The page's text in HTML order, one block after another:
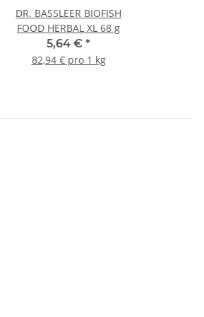
DR. BASSLEER BIOFISH
FOOD HERBAL XL 68 g
5,64 € *
82,94 € pro 1 kg